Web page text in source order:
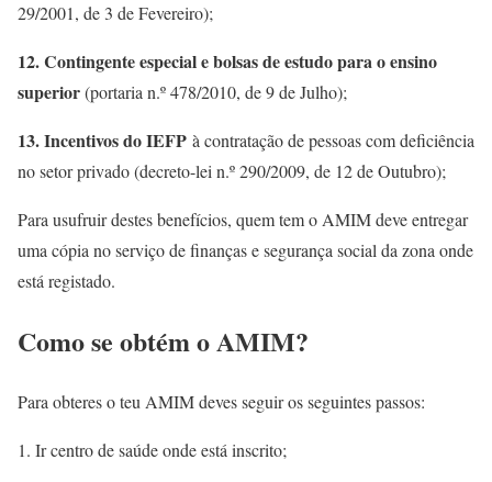
29/2001, de 3 de Fevereiro);
12. Contingente especial e bolsas de estudo para o ensino
superior(portaria n.º 478/2010, de 9 de Julho);
13. Incentivos do IEFP à contratação de pessoas com deficiência
no setor privado (decreto-lei n.º 290/2009, de 12 de Outubro);
Para usufruir destes benefícios, quem tem o AMIM deve entregar
uma cópia no serviço de finanças e segurança social da zona onde
está registado.
Como se obtém o AMIM?
Para obteres o teu AMIM deves seguir os seguintes passos:
1. Ir centro de saúde onde está inscrito;